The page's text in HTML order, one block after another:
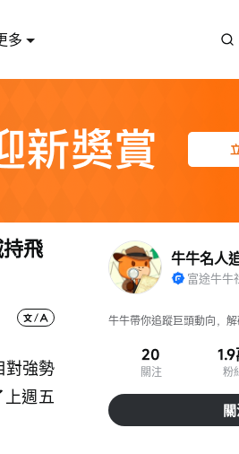
多
飛
對強勢
上週五
牛牛名人
富途牛牛
牛牛帶你追蹤巨頭動向，解
20
關注 粉